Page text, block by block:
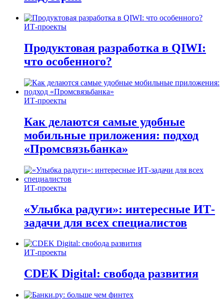
ИТ-проекты
Продуктовая разработка в QIWI:
что особенного?
ИТ-проекты
Как делаются самые удобные
мобильные приложения: подход
«Промсвязьбанка»
ИТ-проекты
«Улыбка радуги»: интересные ИТ-
задачи для всех специалистов
ИТ-проекты
CDEK Digital: свобода развития